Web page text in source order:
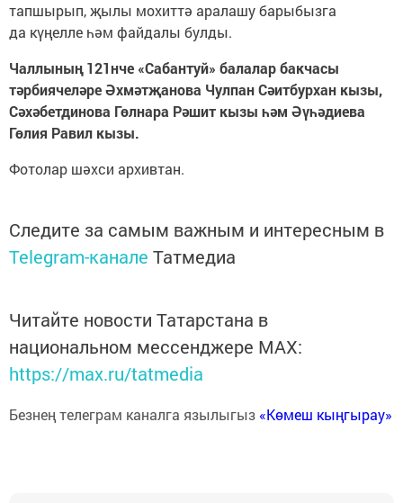
тапшырып, җылы мохиттә аралашу барыбызга
да күңелле һәм файдалы булды.
Чаллының 121нче «Сабантуй» балалар бакчасы
тәрбиячеләре Әхмәтҗанова Чулпан Сәитбурхан кызы,
Сәхәбетдинова Гөлнара Рәшит кызы һәм Әүһәдиева
Гөлия Равил кызы.
Фотолар шәхси архивтан.
Следите за самым важным и интересным в
Telegram-канале Татмедиа
Читайте новости Татарстана в
национальном мессенджере MАХ:
https://max.ru/tatmedia
Безнең телеграм каналга язылыгыз «Көмеш кыңгырау»